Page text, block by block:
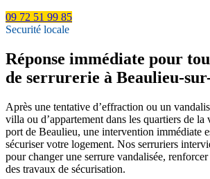
09 72 51 99 85
Securité locale
Réponse immédiate pour
de serrurerie à Beaulieu-
Après une tentative d’effraction ou un
villa ou d’appartement dans les quartiers de
port de Beaulieu, une intervention immédiate
sécuriser votre logement. Nos serruriers
pour changer une serrure vandalisée,
des travaux de sécurisation.